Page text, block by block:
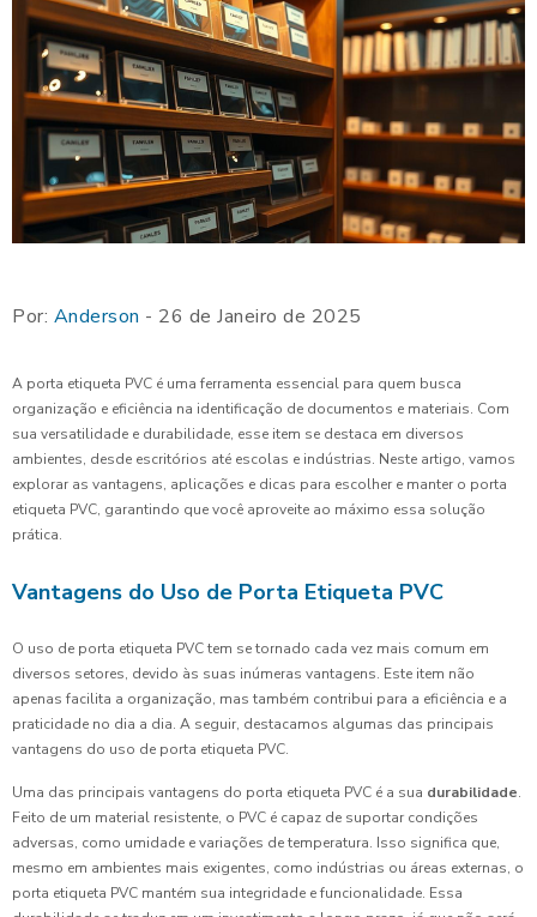
Por: Anderson - 26 de Janeiro de 2025
A porta etiqueta PVC é uma ferramenta essencial para quem busca
organização e eficiência na identificação de documentos e materiais. Com
sua versatilidade e durabilidade, esse item se destaca em diversos
ambientes, desde escritórios até escolas e indústrias. Neste artigo, vamos
explorar as vantagens, aplicações e dicas para escolher e manter o porta
etiqueta PVC, garantindo que você aproveite ao máximo essa solução
prática.
Vantagens do Uso de Porta Etiqueta PVC
O uso de porta etiqueta PVC tem se tornado cada vez mais comum em
diversos setores, devido às suas inúmeras vantagens. Este item não
apenas facilita a organização, mas também contribui para a eficiência e a
praticidade no dia a dia. A seguir, destacamos algumas das principais
vantagens do uso de porta etiqueta PVC.
Uma das principais vantagens do porta etiqueta PVC é a sua durabilidade.
Feito de um material resistente, o PVC é capaz de suportar condições
adversas, como umidade e variações de temperatura. Isso significa que,
mesmo em ambientes mais exigentes, como indústrias ou áreas externas, o
porta etiqueta PVC mantém sua integridade e funcionalidade. Essa